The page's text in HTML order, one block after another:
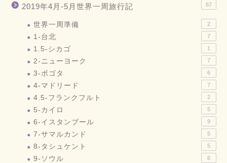
2019年4月-5月世界一周旅行記 67
世界一周準備 2
1-台北 7
1.5-シカゴ 1
2-ニューヨーク 7
3-ボゴタ 6
4-マドリード 7
4.5-フランクフルト 2
5-カイロ 5
6-イスタンブール 9
7-サマルカンド 5
8-タシュケント 5
9-ソウル 6